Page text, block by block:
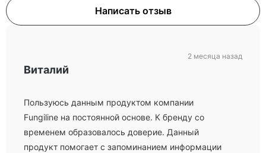
Написать отзыв
Виталий
Пользуюсь данным продуктом компании
Fungiline на постоянной основе. К бренду со
временем образовалось доверие. Данный
продукт помогает с запоминанием информации
2 месяца назад